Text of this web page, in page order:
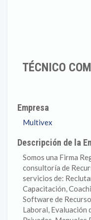
TÉCNICO
Empresa
Multivex
Descripción de la
Somos una Firma
consultoría de
servicios de:
Capacitación,
Software de
Laboral, Evaluación